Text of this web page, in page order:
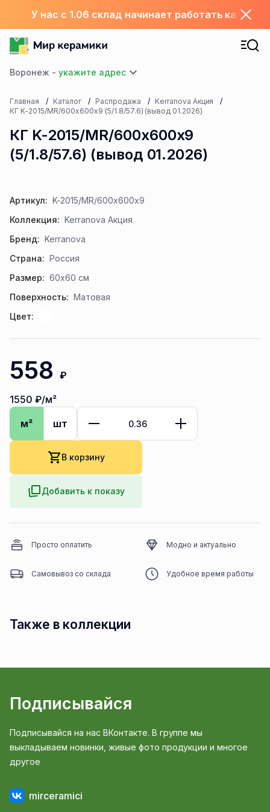
У нас с 1.06 склад начинает работать каждый
Воронеж -
Главная Каталог Распродажа
Kerranova Акция
КГ K-2015/MR/600x600x9 (5/1.8/57.6) (вывод 01.2026)
КГ K-2015/MR/600x600x9
(5/1.8/57.6) (вывод 01.2026)
Артикул: K-2015/MR/600x600x9
Коллекция: Kerranova Акция
Бренд: Kerranova
Страна: Россия
Размер: 60x60 см
Поверхность: Матовая
Цвет:
558 ₽
1550 ₽/м²
м²
шт
В корзину
Добавить к показу
Просто оплатить Модно и актуально
Самовывоз со склада Удобное время работы
Также в коллекции
Подписывайся
Подписывайся на нас ВКонтакте. В группе мы
выкладываем новинки, живые фото продукции и многое
другое
mirceramici